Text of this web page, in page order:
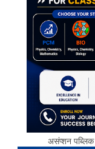
असंप्शन